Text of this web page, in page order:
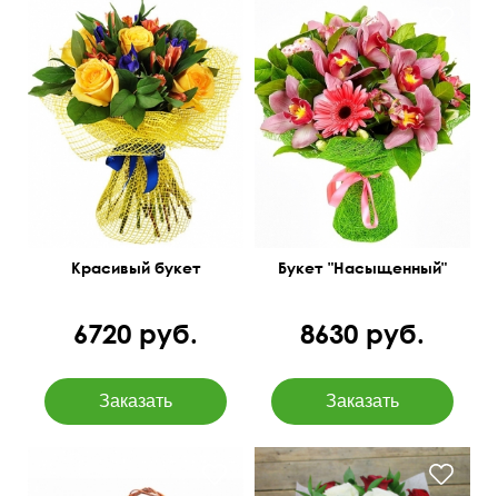
Красивый букет
6720 руб.
Букет "Насыщенный"
8630 руб.